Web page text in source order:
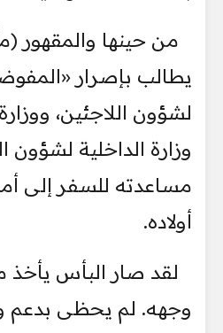
من حينها والمقهور
يطالب بإصرار
لشؤون اللاجئين،
وزارة الداخلية لشؤون
مساعدته للسفر إلى
أولاده.
لقد صار البأس يأخذ
وجهه. لم يحظى بدعم